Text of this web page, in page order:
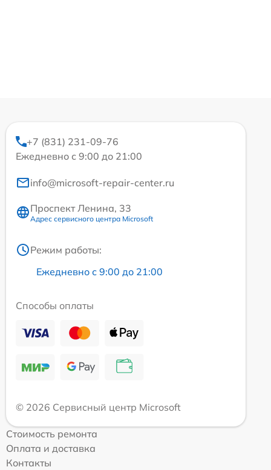
+7 (831) 231-09-76
Ежедневно с 9:00 до 21:00
info@microsoft-repair-center.ru
Проспект Ленина, 33
Адрес сервисного центра Microsoft
Режим работы:
Ежедневно с 9:00 до 21:00
Способы оплаты
© 2026 Сервисный центр Microsoft
Стоимость ремонта
Оплата и доставка
Контакты